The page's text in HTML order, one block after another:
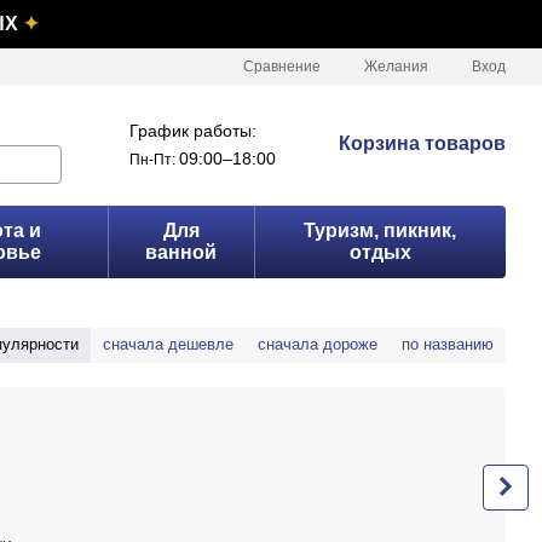
✦
Сравнение Желания Вход
График работы:
Пн-Пт: 09:00–18:00
Корзина товаров
и
Для
ванной
Туризм, пикник,
отдых
сначала дешевле сначала дороже по названию